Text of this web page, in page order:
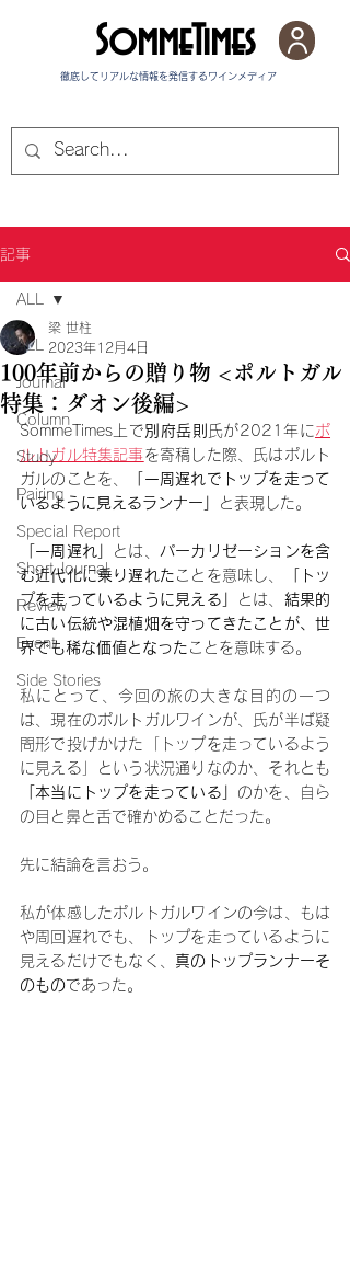
徹底してリアルな情報を発信する​ワインメディア
SommeTimes
記事
ALL
Journal
Column
Study
Pairing
Special Report
Short Journal
Review
Event
Side Stories
ALL
100年前からの贈り物 <ポルトガル
特集：ダオン後編>
梁 世柱
2023年12月4日
SommeTimes上で別府岳則 氏が2021年にポ
ルトガル特集記事を寄稿した際、氏はポルト
ガルのことを、
「一周遅れでトップを走って
いるように見えるランナー」
と表現した。
「一周遅れ」 とは、 パーカリゼーションを含
む近代化に乗り遅れた ことを意味し、
「トッ
プを走っているように見える」
とは、 結果的
に古い伝統や混植畑を守ってきたことが、世
界でも稀な価値となった ことを意味する。
私にとって、今回の旅の大きな目的の一つ
は、現在のポルトガルワインが、氏が半ば疑
問形で投げかけた「トップを走っているよう
に見える」という状況通りなのか、それとも
「本当にトップを走っている」 のかを、自ら
の目と鼻と舌で確かめることだった。
先に結論を言おう。
私が体感したポルトガルワインの今は、もは
や周回遅れでも、トップを走っているように
見えるだけでもなく、 真のトップランナーそ
のものであった。